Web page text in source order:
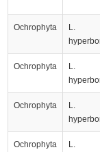
Ochrophyta
L.
Ochrophyta
L.
Ochrophyta
L.
Ochrophyta
L.